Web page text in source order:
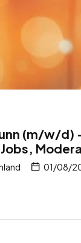
(m/w/d)
01/08/